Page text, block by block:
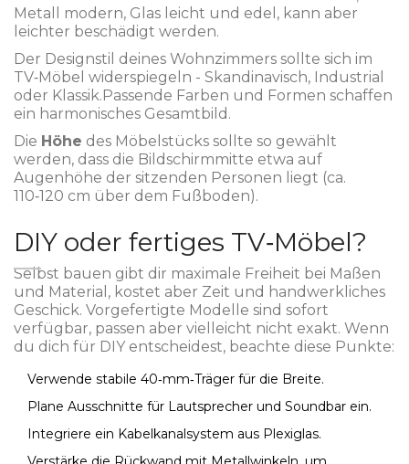
Metall modern, Glas leicht und edel, kann aber
leichter beschädigt werden.
Der Designstil deines Wohnzimmers sollte sich im
TV‑Möbel widerspiegeln - Skandinavisch, Industrial
oder Klassik. Passende Farben und Formen schaffen
ein harmonisches Gesamtbild.
Die Höhe des Möbelstücks sollte so gewählt
werden, dass die Bildschirmmitte etwa auf
Augenhöhe der sitzenden Personen liegt (ca.
110‑120 cm über dem Fußboden).
DIY oder fertiges TV‑Möbel?
Selbst bauen gibt dir maximale Freiheit bei Maßen
und Material, kostet aber Zeit und handwerkliches
Geschick. Vorgefertigte Modelle sind sofort
verfügbar, passen aber vielleicht nicht exakt. Wenn
du dich für DIY entscheidest, beachte diese Punkte:
Verwende stabile 40‑mm‑Träger für die Breite.
Plane Ausschnitte für Lautsprecher und Soundbar ein.
Integriere ein Kabelkanalsystem aus Plexiglas.